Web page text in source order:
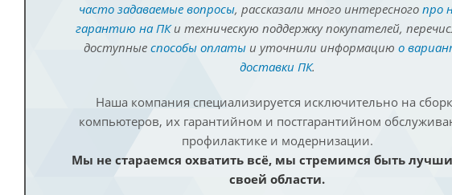
часто задаваемые вопросы, рассказали много интересного про
гарантию на ПКи техническую поддержку покупателей,
доступные способы оплатыи уточнили информацию о
доставки ПК.
Наша компания специализируется исключительно на
компьютеров, их гарантийном и постгарантийном
профилактике и модернизации.
Мы не стараемся охватить всё, мы стремимся быть
своей области.